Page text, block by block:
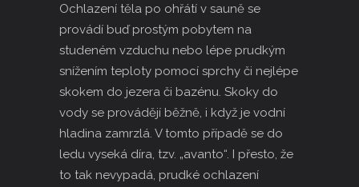
Ochlazení těla po ohřátí v sauně se
provádí buď prostým pobytem na
studeném vzduchu nebo lépe prudkým
snížením teploty pomocí sprchy či nejlépe
skokem do jezera či bazénu. Skoky do
vody se provádějí běžně, i když je vodní
hladina zamrzlá. V tomto případě se do
ledu vyseká díra, tzv. „avanto“. I přesto, že
to tak nevypadá, prudké ochlazení